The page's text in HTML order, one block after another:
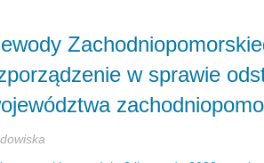
w sprawie